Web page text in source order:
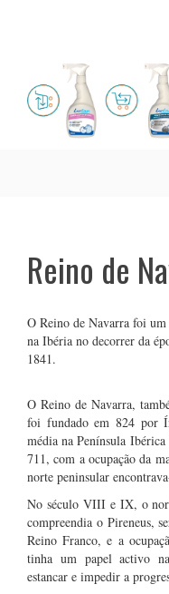
Reino de
O Reino de Navarra foi
na Ibéria no decorrer da
1841.
O Reino de Navarra,
foi fundado em 824 por
média na Península
711, com a ocupação da
norte peninsular
No século VIII e IX, o
compreendia o Pireneus,
Reino Franco, e a
tinha um papel activo
estancar e impedir a